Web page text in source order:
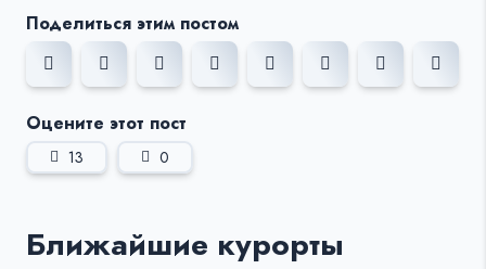
Поделиться этим постом
Оцените этот пост
13 0
Ближайшие курорты